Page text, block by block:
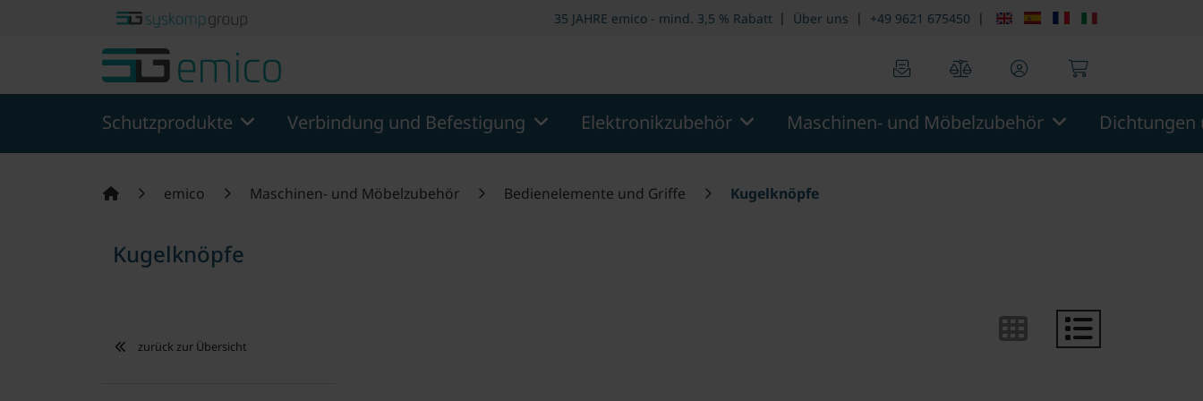
Springe zu Hauptinhalt Springe zum Header Springe zum Hauptmenu Springe zur Suche
35 JAHRE emico - mind. 3,5 % Rabatt | Über uns | +49 9621 675450 |
Schutzprodukte Verbindung und Befestigung Elektronikzubehör Maschinen- und Möbelzubehör
emico Maschinen- und Möbelzubehör Bedienelemente und Griffe Kugelknöpfe
Kugelknöpfe
zurück zur Übersicht